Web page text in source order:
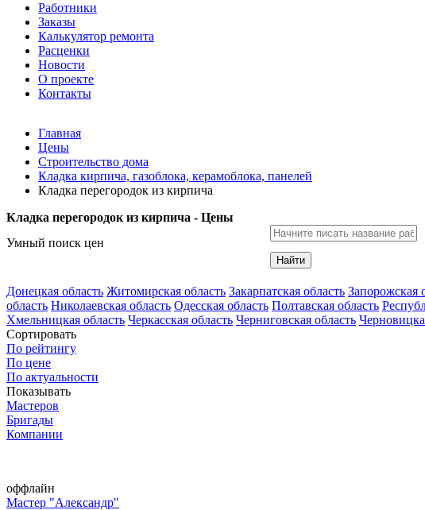
Работники
Заказы
Калькулятор ремонта
Расценки
Новости
О проекте
Контакты
Главная
Цены
Строительство дома
Кладка кирпича, газоблока, керамоблока, панелей
Кладка перегородок из кирпича
Кладка перегородок из кирпича - Цены
Умный поиск цен
Найти
Донецкая область Житомирская область Закарпатская область Запорожская
область Николаевская область Одесская область Полтавская область
Хмельницкая область Черкасская область Черниговская область
Сортировать
По рейтингу
По цене
По актуальности
Показывать
Мастеров
Бригады
Компании
оффлайн
Мастер "Александр"